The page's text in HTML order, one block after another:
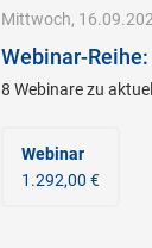
Mittwoch,
Webinar-
8 Webinare zu
Webinar
1.292,00 €